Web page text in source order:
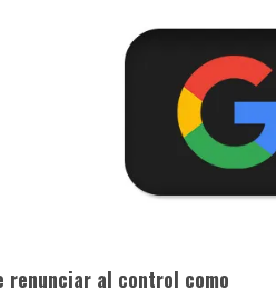
renunciar al control como